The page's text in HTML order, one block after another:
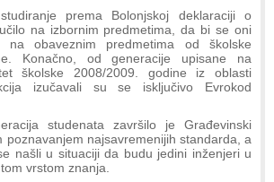
prema Bolonjskoj deklaraciji o
na izbornim predmetima, da bi se oni
na obaveznim predmetima od školske
Konačno, od generacije upisane na
školske 2008/2009. godine iz oblasti
izučavali su se isključivo Evrokod
studenata završilo je Građevinski
poznavanjem najsavremenijih standarda, a
našli u situaciji da budu jedini inženjeri u
vrstom znanja.